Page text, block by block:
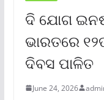
ଦି ଯୋଗ
ଭାରତରେ
ଦିବସ ପାଳିତ
June 24, 2026